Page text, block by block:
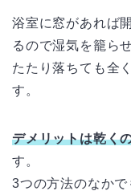
浴室に窓があれば
るので湿気を籠ら
たたり落ちても全
す。
デメリットは乾く
す。
3つの方法のなかで